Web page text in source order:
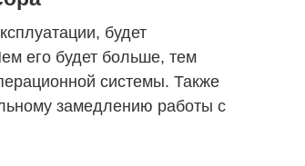
будет
его будет больше, тем
системы. Также
замедлению работы с